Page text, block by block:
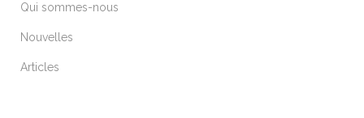
Qui sommes-nous
Nouvelles
Articles